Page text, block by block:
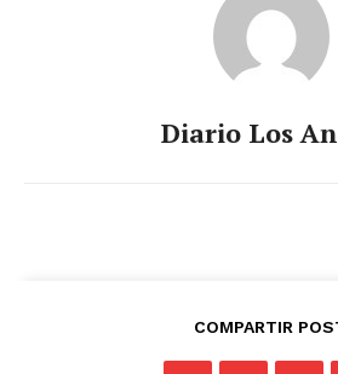
Diario Los
COMPARTIR